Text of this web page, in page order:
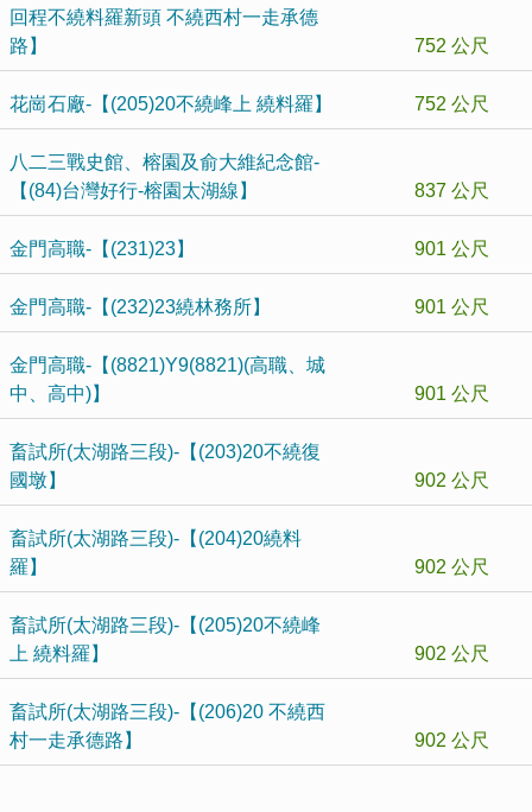
回程不繞料羅新頭 不繞西村一走承德
路】
752 公尺
花崗石廠-【(205)20不繞峰上 繞料羅】 752 公尺
八二三戰史館、榕園及俞大維紀念館-
【(84)台灣好行-榕園太湖線】
837 公尺
金門高職-【(231)23】 901 公尺
金門高職-【(232)23繞林務所】 901 公尺
金門高職-【(8821)Y9(8821)(高職、城
中、高中)】
901 公尺
畜試所(太湖路三段)-【(203)20不繞復
國墩】
902 公尺
畜試所(太湖路三段)-【(204)20繞料
羅】
902 公尺
畜試所(太湖路三段)-【(205)20不繞峰
上 繞料羅】
902 公尺
畜試所(太湖路三段)-【(206)20 不繞西
村一走承德路】
902 公尺